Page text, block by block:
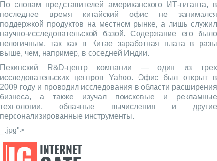
По словам представителей американского ИТ-гиганта, в
последнее время китайский офис не занимался
поддержкой продуктов на местном рынке, а лишь служил
научно-исследовательской базой. Содержание его было
нелогичным, так как в Китае заработная плата в разы
выше, чем, например, в соседней Индии.
Пекинский R&D-центр компании — один из трех
исследовательских центров Yahoo. Офис был открыт в
2009 году и проводил исследования в области расширения
бизнеса, а также изучал поисковые и рекламные
технологии, облачные вычисления и другие
персонализированные инструменты.
_.jpg">